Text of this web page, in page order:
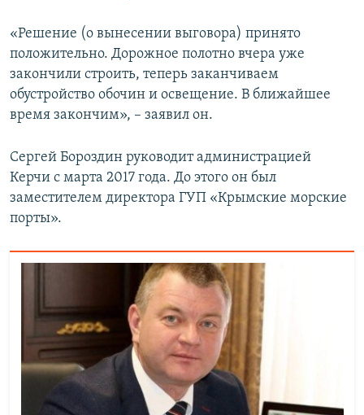
«Решение (о вынесении выговора) принято
положительно. Дорожное полотно вчера уже
закончили строить, теперь заканчиваем
обустройство обочин и освещение. В ближайшее
время закончим», – заявил он.
Сергей Бороздин руководит администрацией
Керчи с марта 2017 года. До этого он был
заместителем директора ГУП «Крымские морские
порты».